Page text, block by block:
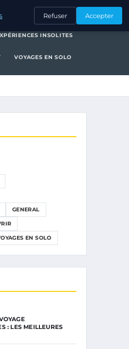
EXPÉRIENCES INSOLITES
INSOLITES
VOYAGES EN SOLO
GENERAL
EN SOLO
: LES MEILLEURES
Refuser Accepter